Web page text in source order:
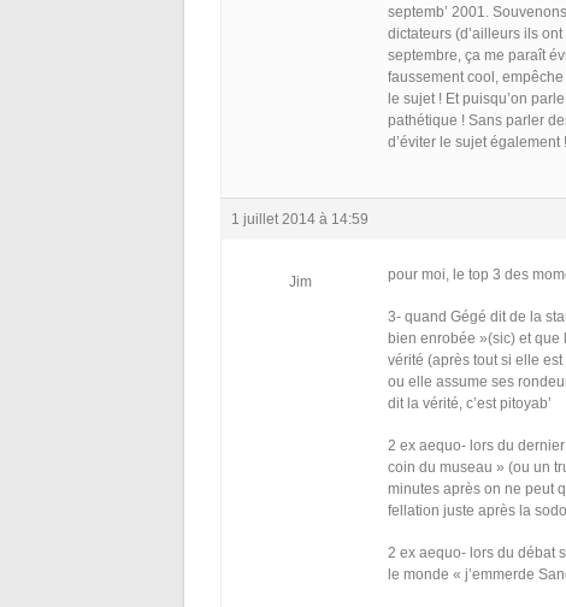
septemb’ 2001.
dictateurs (d’ailleurs ils
septembre, ça me paraît
faussement cool,
le sujet ! Et puisqu’on
pathétique ! Sans parler
d’éviter le sujet également !
1 juillet 2014 à 14:59
Jim pour moi, le top 3 des
3- quand Gégé dit de la
bien enrobée »(sic) et que
vérité (après tout si elle
ou elle assume ses
dit la vérité, c’est pitoyab’
2 ex aequo- lors du
coin du museau » (ou un
minutes après on ne peut
fellation juste après la
2 ex aequo- lors du débat
le monde « j’emmerde